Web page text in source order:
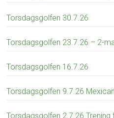
Torsdagsgolfen 30.7.26
Torsdagsgolfen 23.7.26 – 2-
Torsdagsgolfen 16.7.26
Torsdagsgolfen 9.7.26
Torsdagsgolfen 2.7.26